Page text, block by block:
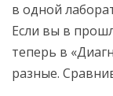
в одной
Если вы в
теперь в
разные.